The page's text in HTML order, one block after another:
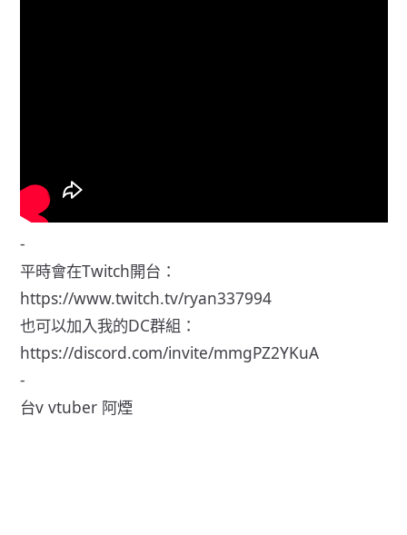
-
平時會在Twitch開台：
https://www.twitch.tv/ryan337994
也可以加入我的DC群組：
https://discord.com/invite/mmgPZ2YKuA
-
台v vtuber 阿煙